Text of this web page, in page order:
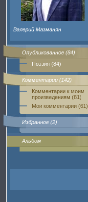
Валерий Мазманян
Опубликованное (84)
Поэзия (84)
Комментарии (142)
Комментарии к моим
произведениям (81)
Мои комментарии (61)
Избранное (2)
Альбом